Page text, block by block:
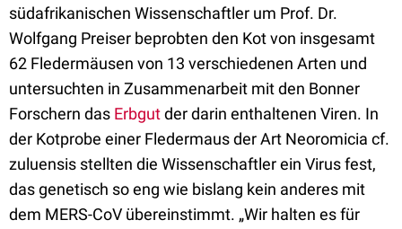
südafrikanischen Wissenschaftler um Prof. Dr.
Wolfgang Preiser beprobten den Kot von insgesamt
62 Fledermäusen von 13 verschiedenen Arten und
untersuchten in Zusammenarbeit mit den Bonner
Forschern das Erbgutder darin enthaltenen Viren. In
der Kotprobe einer Fledermaus der Art Neoromicia cf.
zuluensis stellten die Wissenschaftler ein Virus fest,
das genetisch so eng wie bislang kein anderes mit
dem MERS-CoV übereinstimmt. „Wir halten es für